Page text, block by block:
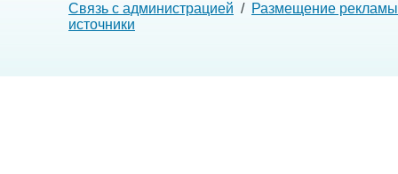
Связь с администрацией / Размещение рекламы
источники